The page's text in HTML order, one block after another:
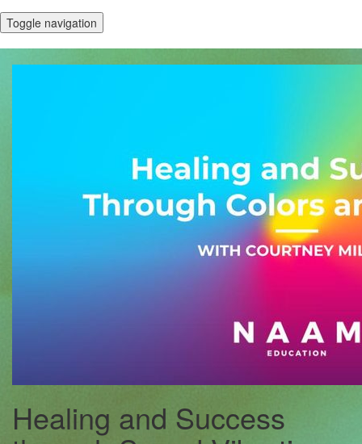
Toggle navigation
Healing and Success